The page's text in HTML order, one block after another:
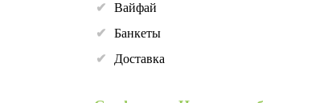
Вайфай
Банкеты
Доставка